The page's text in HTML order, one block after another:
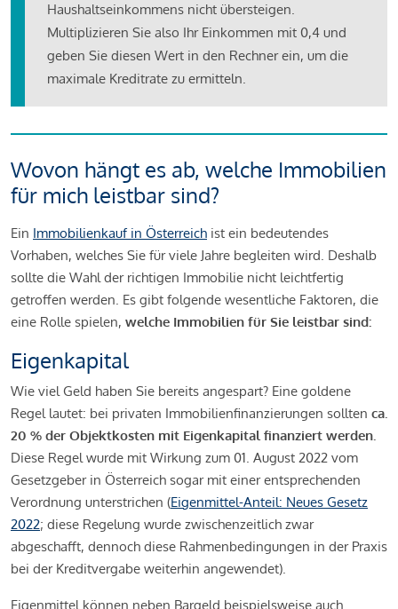
Haushaltseinkommens nicht übersteigen.
Multiplizieren Sie also Ihr Einkommen mit 0,4 und
geben Sie diesen Wert in den Rechner ein, um die
maximale Kreditrate zu ermitteln.
Wovon hängt es ab, welche Immobilien
für mich leistbar sind?
Ein Immobilienkauf in Österreich ist ein bedeutendes
Vorhaben, welches Sie für viele Jahre begleiten wird. Deshalb
sollte die Wahl der richtigen Immobilie nicht leichtfertig
getroffen werden. Es gibt folgende wesentliche Faktoren, die
eine Rolle spielen, welche Immobilien für Sie leistbar sind:
Eigenkapital
Wie viel Geld haben Sie bereits angespart? Eine goldene
Regel lautet: bei privaten Immobilienfinanzierungen sollten ca.
20 % der Objektkosten mit Eigenkapital finanziert werden.
Diese Regel wurde mit Wirkung zum 01. August 2022 vom
Gesetzgeber in Österreich sogar mit einer entsprechenden
Verordnung unterstrichen (Eigenmittel-Anteil: Neues Gesetz
2022; diese Regelung wurde zwischenzeitlich zwar
abgeschafft, dennoch diese Rahmenbedingungen in der Praxis
bei der Kreditvergabe weiterhin angewendet).
Eigenmittel können neben Bargeld beispielsweise auch